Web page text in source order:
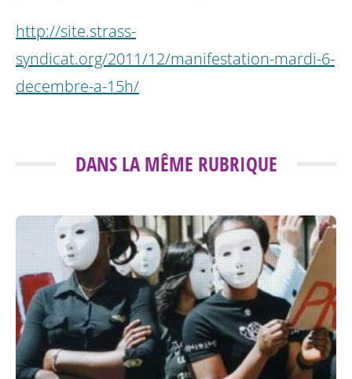
http://site.strass-
syndicat.org/2011/12/manifestation-mardi-6-
decembre-a-15h/
DANS LA MÊME RUBRIQUE